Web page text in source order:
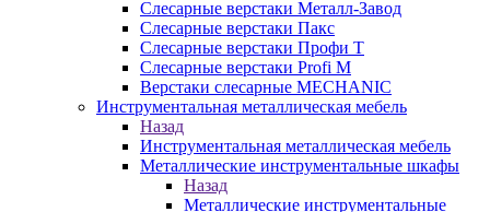
Слесарные верстаки Металл-Завод
Слесарные верстаки Пакс
Слесарные верстаки Профи Т
Слесарные верстаки Profi M
Верстаки слесарные MECHANIC
Инструментальная металлическая мебель
Назад
Инструментальная металлическая мебель
Металлические инструментальные шкафы
Назад
Металлические инструментальные